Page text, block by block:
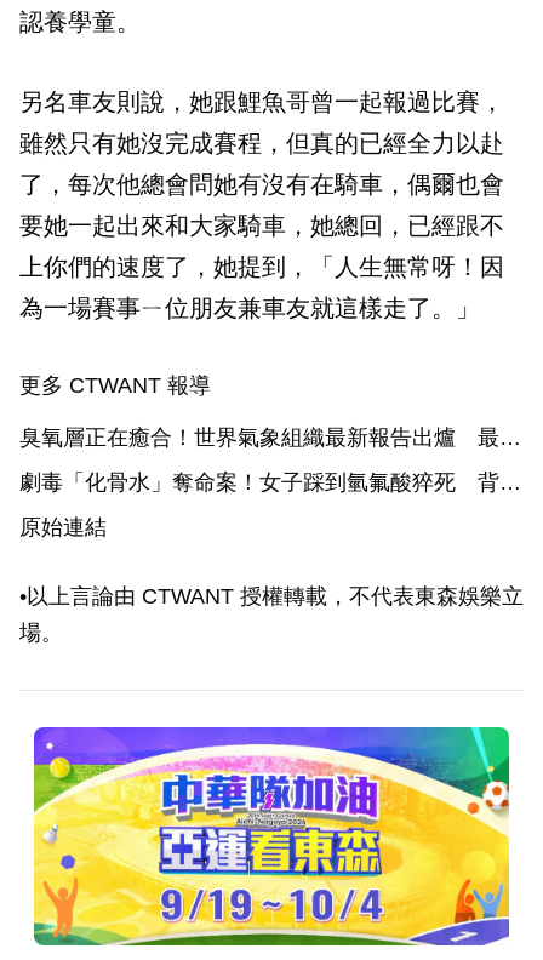
認養學童。
另名車友則說，她跟鯉魚哥曾一起報過比賽，
雖然只有她沒完成賽程，但真的已經全力以赴
了，每次他總會問她有沒有在騎車，偶爾也會
要她一起出來和大家騎車，她總回，已經跟不
上你們的速度了，她提到，「人生無常呀！因
為一場賽事ㄧ位朋友兼車友就這樣走了。」
更多 CTWANT 報導
臭氧層正在癒合！世界氣象組織最新報告出爐 最快
2066年完全恢復
劇毒「化骨水」奪命案！女子踩到氫氟酸猝死 背後
真相更駭人
原始連結
•以上言論由 CTWANT 授權轉載，不代表東森娛樂立
場。